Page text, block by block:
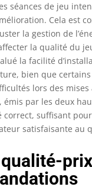
séances de jeu
Cela est
la gestion de
la qualité du
la facilité
bien que
lors des mises
émis par les deux
correct, suffisant
satisfaisante au